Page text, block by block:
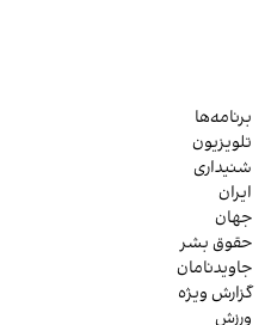
برنامه‌ها
تلویزیون
شنیداری
ایران
جهان
حقوق بشر
جاویدنامان
گزارش ویژه
ورزش